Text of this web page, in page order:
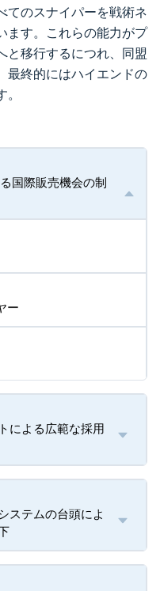
てのスナイパーを戦術ネ
ます。これらの能力がプ
と移行するにつれ、同盟
最終的にはハイエンドの
国際販売機会の制
ー
による広範な採用
ステムの台頭によ